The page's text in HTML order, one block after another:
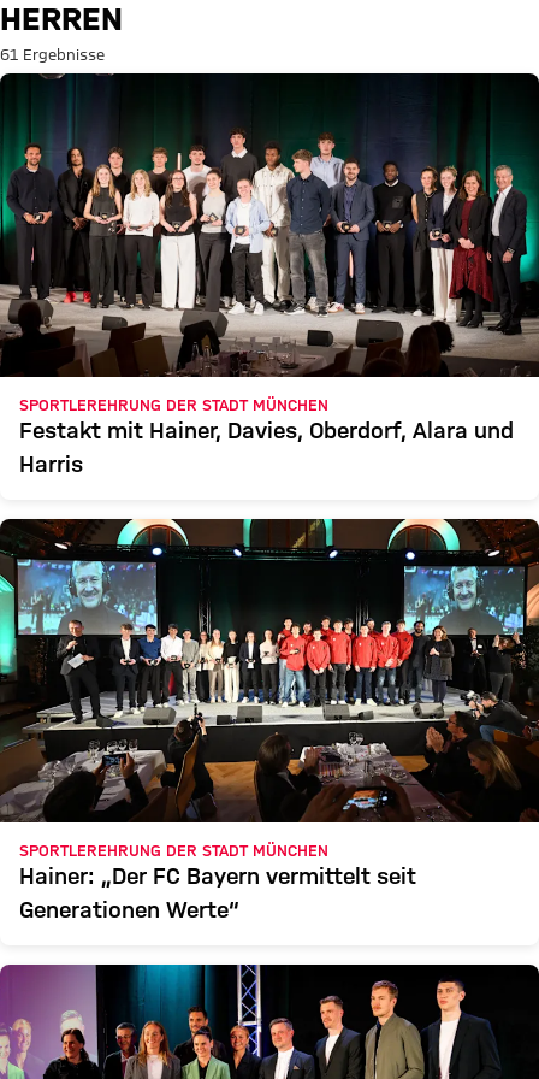
Suche: Herren
HERREN
61 Ergebnisse
SPORTLEREHRUNG DER STADT MÜNCHEN
Festakt mit Hainer, Davies, Oberdorf, Alara und
Harris
SPORTLEREHRUNG DER STADT MÜNCHEN
Hainer: „Der FC Bayern vermittelt seit
Generationen Werte“